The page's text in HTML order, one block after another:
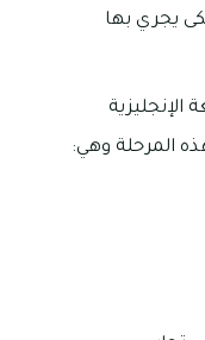
يجري بها
الإنجليزية
المرحلة وهي: